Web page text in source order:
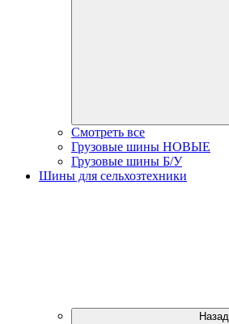
Смотреть все
Грузовые шины НОВЫЕ
Грузовые шины Б/У
Шины для сельхозтехники
Назад